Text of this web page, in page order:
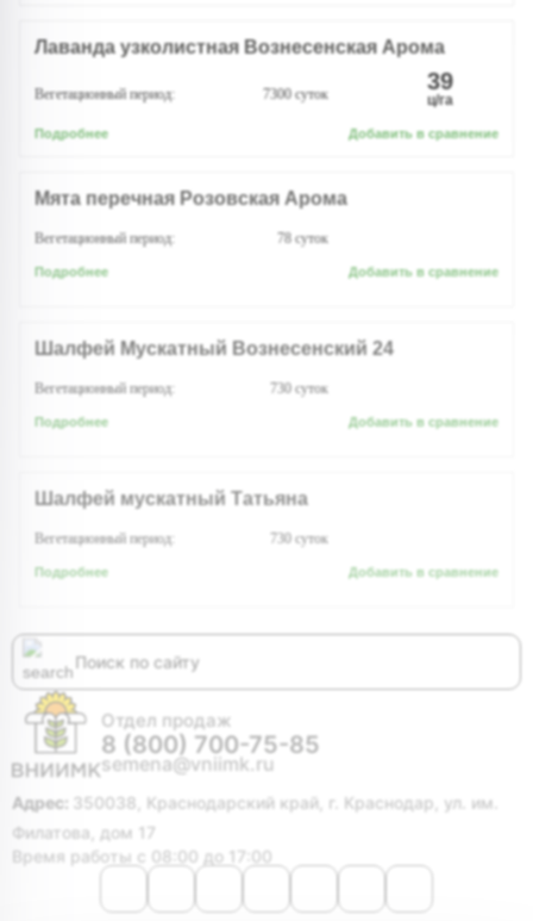
Лаванда узколистная Вознесенская Арома
Подробнее Добавить в сравнение
Вегетационный период: 7300суток 39
ц/га
Мята перечная Розовская Арома
Подробнее Добавить в сравнение
Вегетационный период: 78 суток
Шалфей Мускатный Вознесенский 24
Подробнее Добавить в сравнение
Вегетационный период: 730 суток
Шалфей мускатный Татьяна
Подробнее Добавить в сравнение
Вегетационный период: 730 суток
Отдел продаж
8 (800) 700-75-85
semena@vniimk.ru
Адрес:
350038, Краснодарский край, г. Краснодар, ул. им.
Филатова, дом 17
Время работы с 08:00 до 17:00